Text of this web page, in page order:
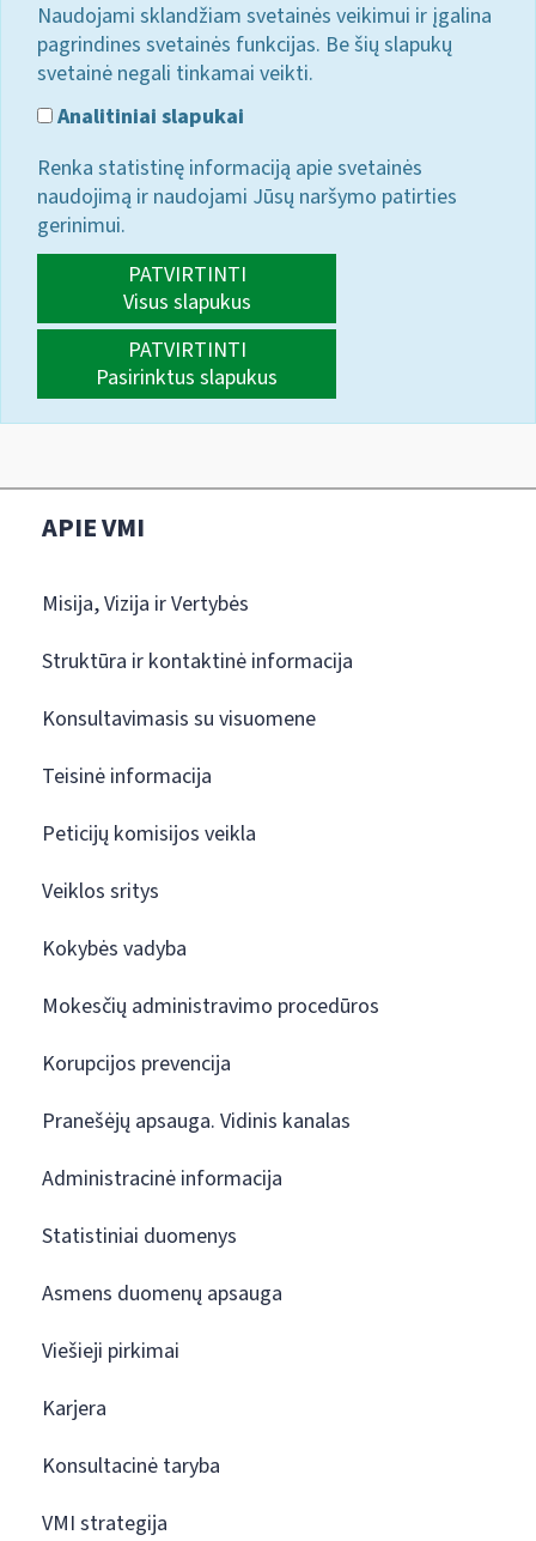
Naudojami sklandžiam svetainės veikimui ir įgalina
pagrindines svetainės funkcijas. Be šių slapukų
svetainė negali tinkamai veikti.
Analitiniai slapukai
Renka statistinę informaciją apie svetainės
naudojimą ir naudojami Jūsų naršymo patirties
gerinimui.
PATVIRTINTI
Visus slapukus
PATVIRTINTI
Pasirinktus slapukus
APIE VMI
Misija, Vizija ir Vertybės
Struktūra ir kontaktinė informacija
Konsultavimasis su visuomene
Teisinė informacija
Peticijų komisijos veikla
Veiklos sritys
Kokybės vadyba
Mokesčių administravimo procedūros
Korupcijos prevencija
Pranešėjų apsauga. Vidinis kanalas
Administracinė informacija
Statistiniai duomenys
Asmens duomenų apsauga
Viešieji pirkimai
Karjera
Konsultacinė taryba
VMI strategija